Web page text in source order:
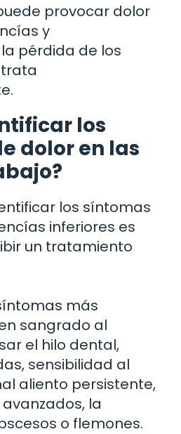
provocar dolor
y
pérdida de los
los
dolor en las
los síntomas
inferiores es
un tratamiento
más
sangrado al
el hilo dental,
sensibilidad al
aliento persistente,
la
o flemones.